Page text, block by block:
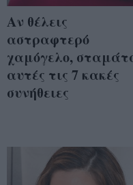
Αν θέλεις
αστραφτερό
χαμόγελο,
αυτές τις 7 κακές
συνήθειες